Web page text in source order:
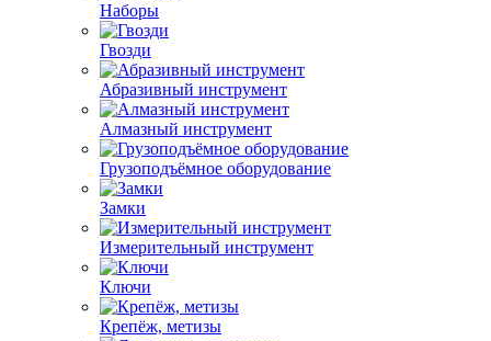
Наборы
Гвозди
Абразивный инструмент
Алмазный инструмент
Грузоподъёмное оборудование
Замки
Измерительный инструмент
Ключи
Крепёж, метизы